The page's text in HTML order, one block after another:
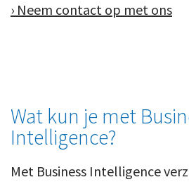
› Neem contact op met ons
Wat kun je met
Intelligence?
Met Business Intelligence